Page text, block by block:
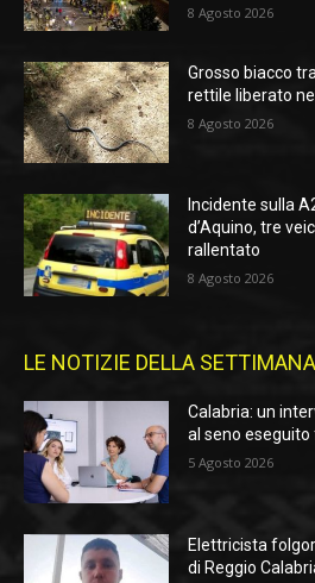
8 Agosto 2026
Grosso biacco
rettile liberato
8 Agosto 2026
Incidente sulla
d’Aquino, tre
rallentato
8 Agosto 2026
LE NOTIZIE DELLA SETTIMANA
Calabria: un
al seno
5 Agosto 2026
Elettricista
di Reggio